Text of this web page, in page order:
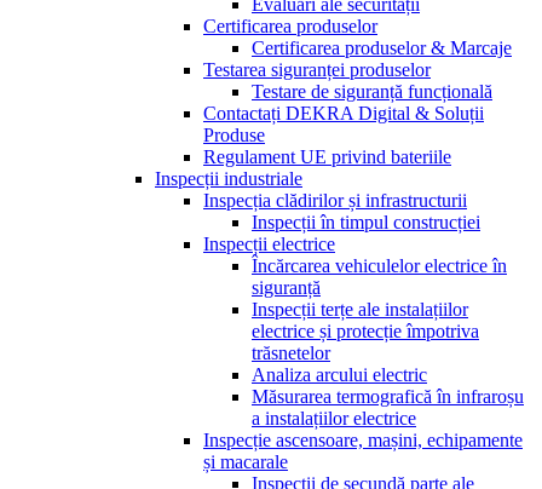
Evaluări ale securității
Certificarea produselor
Certificarea produselor & Marcaje
Testarea siguranței produselor
Testare de siguranță funcțională
Contactați DEKRA Digital & Soluții
Produse
Regulament UE privind bateriile
Inspecții industriale
Inspecția clădirilor și infrastructurii
Inspecții în timpul construcției
Inspecții electrice
Încărcarea vehiculelor electrice în
siguranță
Inspecții terțe ale instalațiilor
electrice și protecție împotriva
trăsnetelor
Analiza arcului electric
Măsurarea termografică în infraroșu
a instalațiilor electrice
Inspecție ascensoare, mașini, echipamente
și macarale
Inspecții de secundă parte ale